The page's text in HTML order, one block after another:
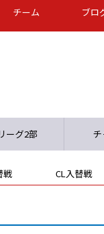
第18節 10/07 (土)
しらこば
0-4
チーム ブロ
ーグ2部
戦 CL入替戦